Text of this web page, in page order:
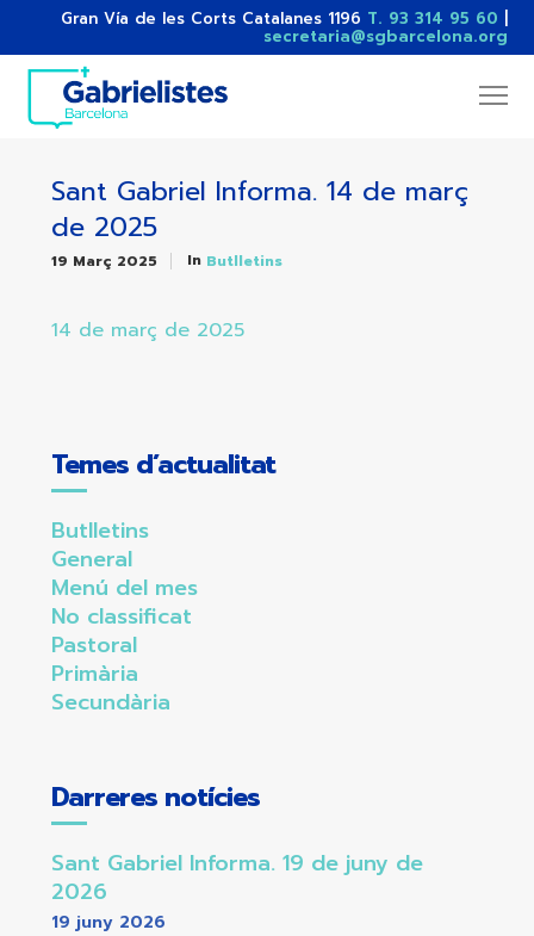
Gran Vía de les Corts Catalanes 1196 T. 93 314 95 60
secretaria@sgbarcelona.org
Sant Gabriel Informa. 14 de març
de 2025
19 Març 2025 In Butlletins
14 de març de 2025
Temes d’actualitat
Butlletins
General
Menú del mes
No classificat
Pastoral
Primària
Secundària
Darreres notícies
Sant Gabriel Informa. 19 de juny de
2026
19 juny 2026